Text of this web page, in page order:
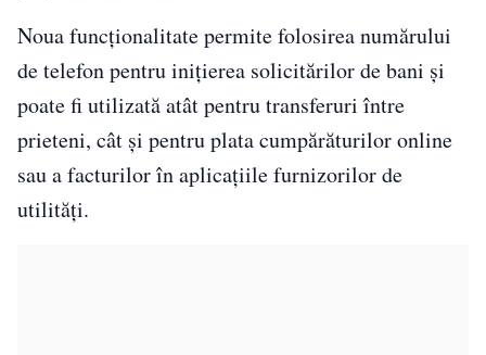
Noua funcționalitate permite folosirea numărului
de telefon pentru inițierea solicitărilor de bani și
poate fi utilizată atât pentru transferuri între
prieteni, cât și pentru plata cumpărăturilor online
sau a facturilor în aplicațiile furnizorilor de
utilități.